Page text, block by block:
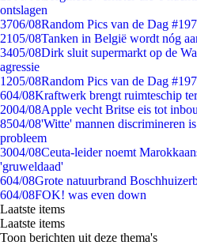
ontslagen
3706/08Random Pics van de Dag
2105/08Tanken in België wordt nóg
3405/08Dirk sluit supermarkt op de
agressie
1205/08Random Pics van de Dag
604/08Kraftwerk brengt ruimteschip
2004/08Apple vecht Britse eis tot
8504/08'Witte' mannen discrimineren
probleem
3004/08Ceuta-leider noemt
'gruweldaad'
604/08Grote natuurbrand
604/08FOK! was even down
Laatste items
Laatste items
Toon berichten uit deze thema's